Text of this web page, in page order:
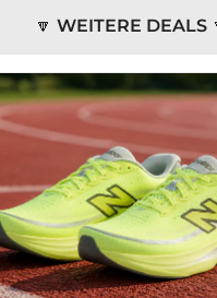
🔽 WEITERE DEALS